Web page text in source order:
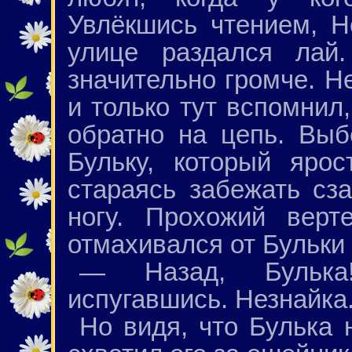
Увлёкшись чтением,
улице раздался
значительно громче.
и только тут
обратно на цепь.
Бульку, который
стараясь забежать
ногу. Прохожий
отмахивался от
— Назад,
испугавшись.
Но видя, что Булька